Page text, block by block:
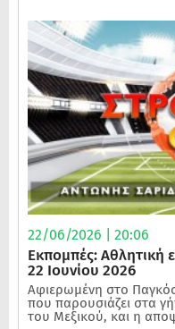
22/06/2026 | 20:06
Εκπομπές: Αθλητική
22 Ιουνίου 2026
Αφιερωμένη στο
που παρουσιάζει στα
του Μεξικού, και η